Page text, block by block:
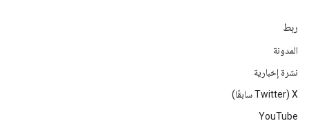
ربط
المدونة
نشرة إخبارية
‫X ‏(Twitter سابقًا)
YouTube